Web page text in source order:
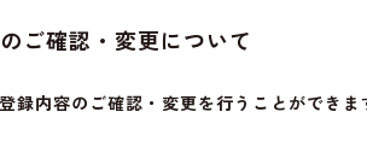
ご確認・変更について
録内容のご確認・変更を行うことができま